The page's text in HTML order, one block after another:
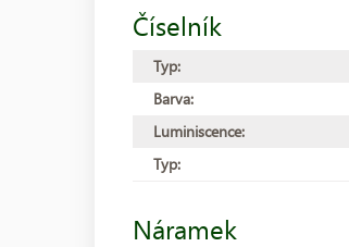
Číselník
Typ:
Barva:
Luminiscence:
Typ:
Náramek